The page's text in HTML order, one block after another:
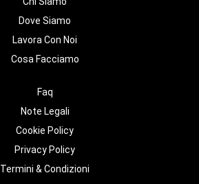
Dove Siamo
Lavora Con Noi
Cosa Facciamo
Faq
Note Legali
Cookie Policy
Privacy Policy
Termini & Condizioni